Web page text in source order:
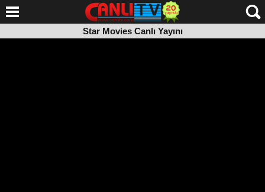
Star Movies Canlı Yayını